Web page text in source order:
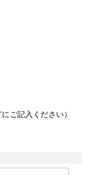
ご記入ください）